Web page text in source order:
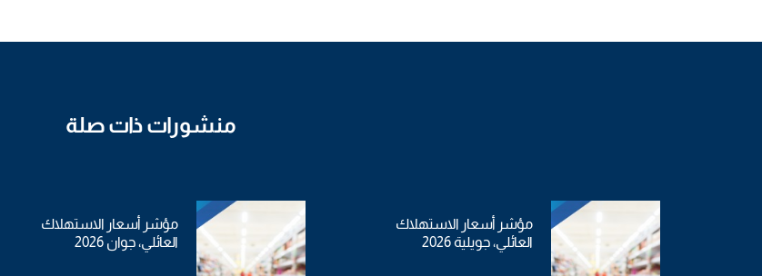
منشورات ذات صلة
مؤشر أسعار الاستهلاك
العائلي، جويلية 2026
مؤشر أسعار الاستهلاك
العائلي، جوان 2026